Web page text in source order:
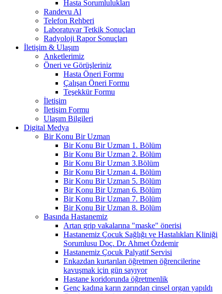
Hasta Sorumlulukları
Randevu Al
Telefon Rehberi
Laboratuvar Tetkik Sonuçları
Radyoloji Rapor Sonuçları
İletişim & Ulaşım
Anketlerimiz
Öneri ve Görüşleriniz
Hasta Öneri Formu
Çalışan Öneri Formu
Teşekkür Formu
İletişim
İletişim Formu
Ulaşım Bilgileri
Digital Medya
Bir Konu Bir Uzman
Bir Konu Bir Uzman 1. Bölüm
Bir Konu Bir Uzman 2. Bölüm
Bir Konu Bir Uzman 3.Bölüm
Bir Konu Bir Uzman 4. Bölüm
Bir Konu Bir Uzman 5. Bölüm
Bir Konu Bir Uzman 6. Bölüm
Bir Konu Bir Uzman 7. Bölüm
Bir Konu Bir Uzman 8. Bölüm
Basında Hastanemiz
Artan grip vakalarına "maske" önerisi
Hastanemiz Çocuk Sağlığı ve Hastalıkları Kliniği
Sorumlusu Doç. Dr. Ahmet Özdemir
Hastanemiz Çocuk Palyatif Servisi
Enkazdan kurtarılan öğretmen öğrencilerine
kavuşmak için gün sayıyor
Hastane koridorunda öğretmenlik
Genç kadına karın zarından cinsel organ yapıldı